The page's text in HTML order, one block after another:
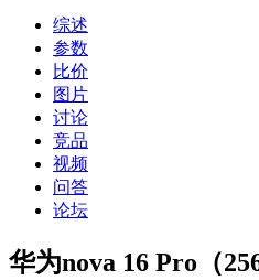
综述
参数
比价
图片
讨论
竞品
视频
问答
论坛
华为nova 16 Pro（